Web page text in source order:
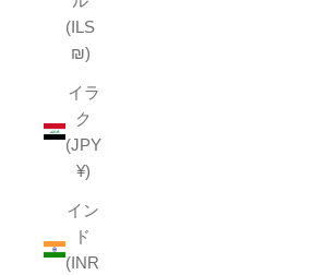
(ILS
₪)
イラ
ク
(JPY
¥)
イン
ド
(INR